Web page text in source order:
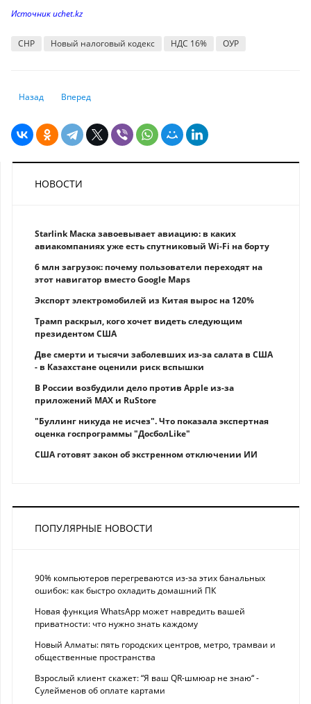
Источник uchet.kz
СНР Новый налоговый кодекс НДС 16% ОУР
Предыдущий: "Робота-полицейского" для борьбы с мошенниками в
Назад Следующий: Правила продажи ювелирных изделий
Вперед
НОВОСТИ
Starlink Маска завоевывает авиацию: в каких
авиакомпаниях уже есть спутниковый Wi-Fi на борту
6 млн загрузок: почему пользователи переходят на
этот навигатор вместо Google Maps
Экспорт электромобилей из Китая вырос на 120%
Трамп раскрыл, кого хочет видеть следующим
президентом США
Две смерти и тысячи заболевших из-за салата в США
- в Казахстане оценили риск вспышки
В России возбудили дело против Apple из-за
приложений MAX и RuStore
"Буллинг никуда не исчез". Что показала экспертная
оценка госпрограммы "ДосболLike"
США готовят закон об экстренном отключении ИИ
ПОПУЛЯРНЫЕ НОВОСТИ
90% компьютеров перегреваются из-за этих банальных
ошибок: как быстро охладить домашний ПК
Новая функция WhatsApp может навредить вашей
приватности: что нужно знать каждому
Новый Алматы: пять городских центров, метро, трамваи и
общественные пространства
Взрослый клиент скажет: “Я ваш QR-шмюар не знаю“ -
Сулейменов об оплате картами